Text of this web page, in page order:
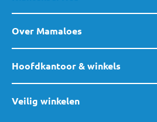
Over Mamaloes
Hoofdkantoor & winkels
Veilig winkelen